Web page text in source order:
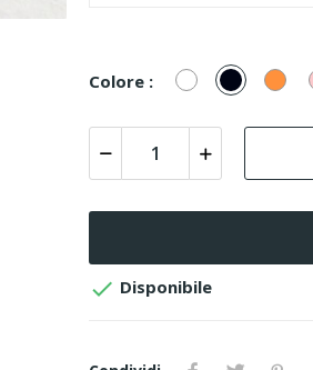
Colore : Bianco/Cristal
Nero
 Disponibile